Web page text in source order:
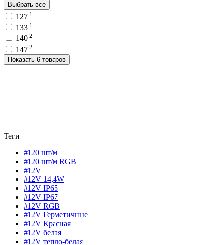
Выбрать все
127 1
133 1
140 2
147 2
Показать 6 товаров
Теги
#120 шт/м
#120 шт/м RGB
#12V
#12V 14,4W
#12V IP65
#12V IP67
#12V RGB
#12V Герметичные
#12V Красная
#12V белая
#12V тепло-белая